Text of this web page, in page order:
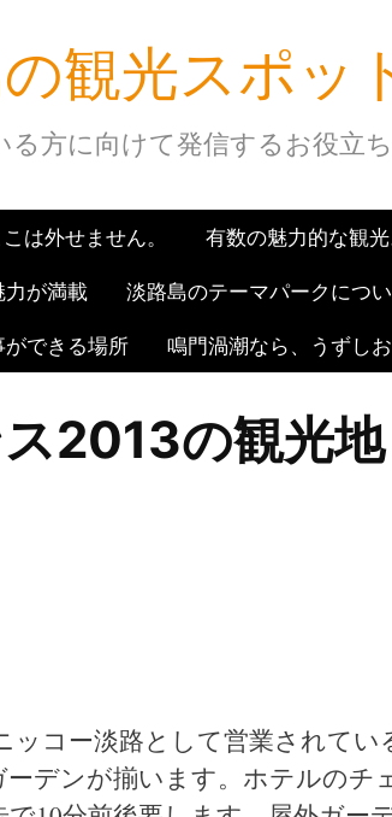
観光スポッ
方に向けて発信するお役立ち
は外せません。
有数の魅力的な観
が満載 淡路島のテーマパークにつ
できる場所 鳴門渦潮なら、うずし
2013の観光地
コー淡路として営業されてい
デンが揃います。ホテルのチ